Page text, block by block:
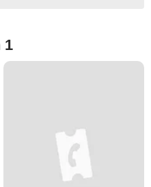
1